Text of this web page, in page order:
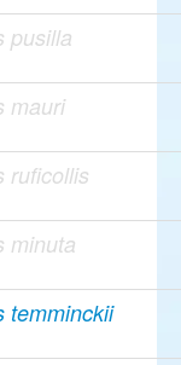
pusilla
mauri
ruficollis
minuta
temminckii